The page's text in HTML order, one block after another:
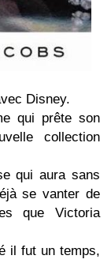
Disney.
qui prête son
collection
qui aura sans
se vanter de
que Victoria
il fut un temps,